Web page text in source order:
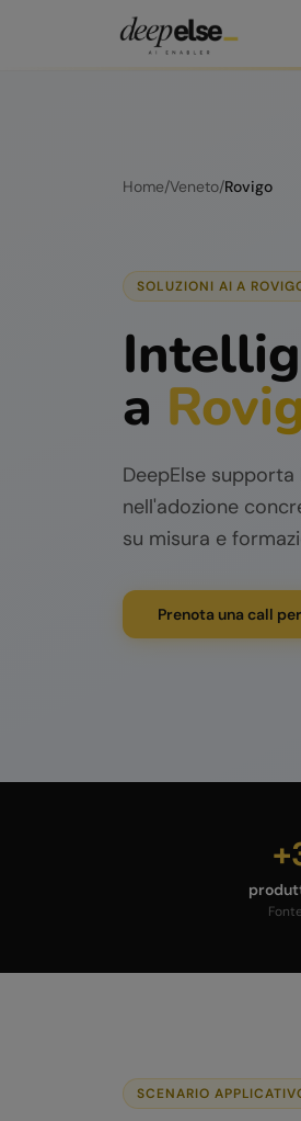
Home/Veneto/Rovigo
SOLUZIONI AI A
a
DeepElse supporta
nell'adozione
su misura e
Prenota una call
SCENARIO